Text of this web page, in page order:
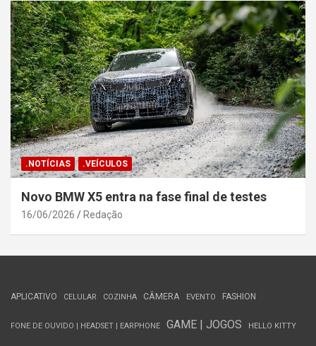
.NOTÍCIAS .VEÍCULOS
Novo BMW X5 entra na fase final de testes
16/06/2026 Redação
APLICATIVO CELULAR COZINHA CÂMERA EVENTO FASHION
FONE DE OUVIDO | HEADSET | EARPHONE GAME | JOGOS HELLO KITTY